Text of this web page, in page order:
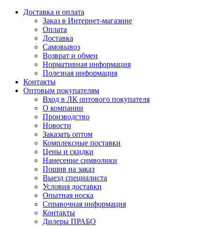
Доставка и оплата
Заказ в Интернет-магазине
Оплата
Доставка
Самовывоз
Возврат и обмен
Нормативная информация
Полезная информация
Контакты
Оптовым покупателям
Вход в ЛК оптового покупателя
О компании
Производство
Новости
Заказать оптом
Комплексные поставки
Цены и скидки
Нанесение символики
Пошив на заказ
Выезд специалиста
Условия доставки
Опытная носка
Справочная информация
Контакты
Дилеры ПРАБО